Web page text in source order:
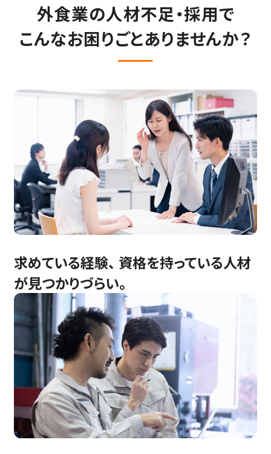
外食業の人材不足・採用で
こんなお困りごとありませんか？
求めている経験、 資格を持っている人材
が見つかりづらい。